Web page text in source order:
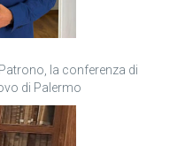
la conferenza di
di Palermo